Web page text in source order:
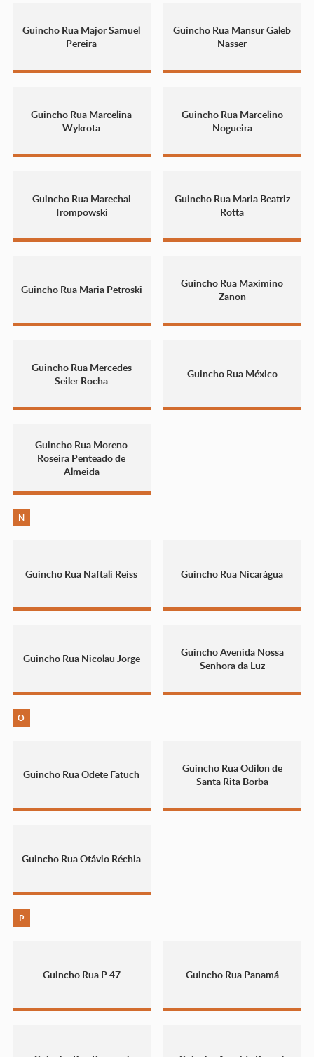
Guincho Rua Major Samuel
Pereira
Guincho Rua Mansur Galeb
Nasser
Guincho Rua Marcelina
Wykrota
Guincho Rua Marcelino
Nogueira
Guincho Rua Marechal
Trompowski
Guincho Rua Maria Beatriz
Rotta
Guincho Rua Maria Petroski
Guincho Rua Maximino
Zanon
Guincho Rua Mercedes
Seiler Rocha
Guincho Rua México
Guincho Rua Moreno
Roseira Penteado de
Almeida
N
Guincho Rua Naftali Reiss Guincho Rua Nicarágua
Guincho Rua Nicolau Jorge
Guincho Avenida Nossa
Senhora da Luz
O
Guincho Rua Odete Fatuch
Guincho Rua Odilon de
Santa Rita Borba
Guincho Rua Otávio Réchia
P
Guincho Rua P 47 Guincho Rua Panamá